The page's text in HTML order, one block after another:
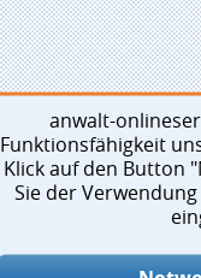
anwalt-
Funktionsfähigkeit
Klick auf den Button
Sie der